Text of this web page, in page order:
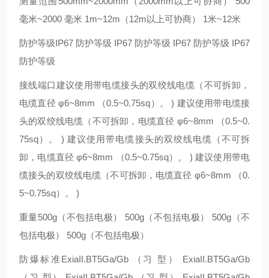
毫米~2000 毫米 1m~12m（12m以上可协商） 1米~12米
防护等级IP67 防护等级 IP67 防护等级 IP67 防护等级 IP67
防护等级
接线端口建议使用带电缆接头的双绞线电缆（不可拆卸，
电缆直径 φ6~8mm （0.5~0.75sq）。 ) 建议使用带电缆接
头的双绞线电缆（不可拆卸，电缆直径 φ6~8mm （0.5~0.
75sq）。 ) 建议使用带电缆接头的双绞线电缆（不可拆
卸，电缆直径 φ6~8mm （0.5~0.75sq）。 ) 建议使用带电
缆接头的双绞线电缆（不可拆卸，电缆直径 φ6~8mm （0.
5~0.75sq）。 )
重量500g（不包括电极） 500g（不包括电极） 500g（不
包括电极） 500g（不包括电极）
防爆标准ExiaII.BT5Ga/Gb （习 型） ExiaII.BT5Ga/Gb